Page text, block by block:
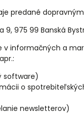
predané
9, 975 99 Banská
v informačných a
software)
o
newsletterov)